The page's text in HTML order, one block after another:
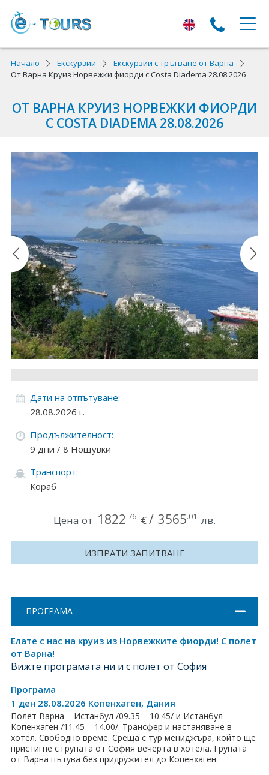
ЕКСКУРЗИИ
Екскурзии в Европа
Самолетни екскурзии
ПОЧИВКИ
Почивки с тръгване от Варна
Лято 2026
Най-търсени оферти
Круизи
Уикенд програми
ДЕСТИНАЦИИ
Египет
Чехия
България
Китай
Румъния
Австрия
Сърбия - E-Tours
Унгария
Испания
Франция
Начало Екскурзии
Екскурзии с тръгване от Варна
От Варна Круиз Норвежки фиорди с Costa Diadema 28.08.2026
ОТ ВАРНА КРУИЗ НОРВЕЖКИ ФИОРДИ
С COSTA DIADEMA 28.08.2026
Дати на отпътуване:
28.08.2026 г.
Продължителност:
9 дни / 8 Нощувки
Транспорт:
Кораб
Цена от 1822.76 €/ 3565.01 лв.
ИЗПРАТИ ЗАПИТВАНЕ
ПРОГРАМА
Елате с нас на круиз из Норвежките фиорди! С полет
от Варна!
Вижте програмата ни и с полет от София
Програма
1 ден 28.08.2026 Копенхаген, Дания
Полет Варна – Истанбул /09.35 – 10.45/ и Истанбул –
Копенхаген /11.45 – 14.00/. Трансфер и настаняване в
хотел. Свободно време. Среща с тур мениджъра, който ще
пристигне с групата от София вечерта в хотела. Групата
от Варна пътува без придружител до Копенхаген.